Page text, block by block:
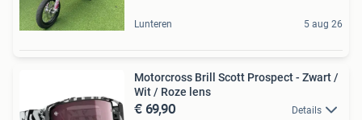
Lunteren 5 aug 26
Motorcross Brill Scott Prospect - Zwart /
Wit / Roze lens
€ 69,90 Details